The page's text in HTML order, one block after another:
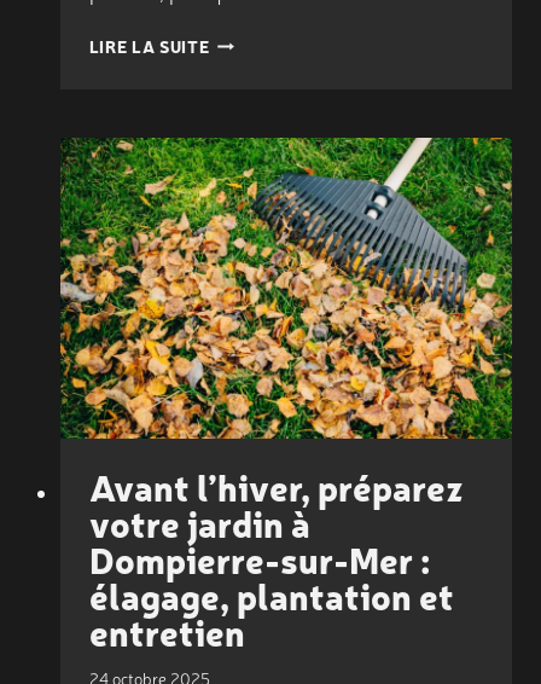
LIRE LA SUITE5
POUR
AMÉNAGER
SON
JARDIN
:
LES
CONSEILS
DE
VOTRE
PAYSAGISTE
À
LA
ROCHELLE
Avant l’hiver, préparez
votre jardin à
Dompierre-sur-Mer :
élagage, plantation et
entretien
24 octobre 2025